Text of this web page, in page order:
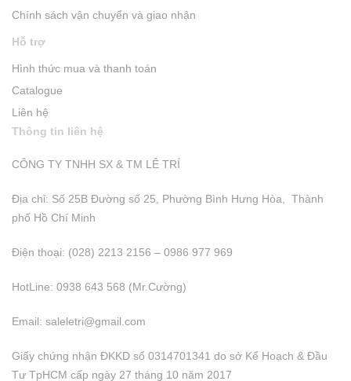
Chính sách vận chuyển và giao nhận
Hỗ trợ
Hình thức mua và thanh toán
Catalogue
Liên hệ
Thông tin liên hệ
CÔNG TY TNHH SX & TM LÊ TRÍ
Địa chỉ: Số 25B Đường số 25, Phường Bình Hưng Hòa, Thành
phố Hồ Chí Minh
Điện thoại: (028) 2213 2156 – 0986 977 969
HotLine: 0938 643 568 (Mr.Cường)
Email: saleletri@gmail.com
Giấy chứng nhận ĐKKD số 0314701341 do sở Kể Hoạch & Đầu
Tư TpHCM cấp ngày 27 tháng 10 năm 2017